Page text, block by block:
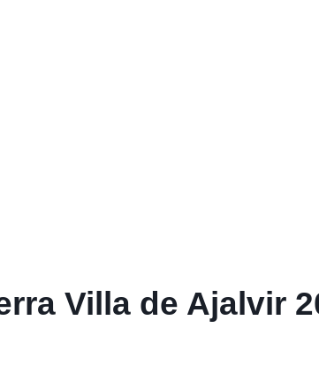
Villa de Ajalvir